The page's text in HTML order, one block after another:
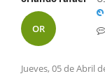
OR
Jueves, 05 de Abril